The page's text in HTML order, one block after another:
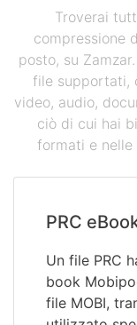
Troverai
compressione
posto, su
file supportati,
video, audio,
ciò di cui hai
formati e nelle
PRC
Un file PRC
book
file MOBI,